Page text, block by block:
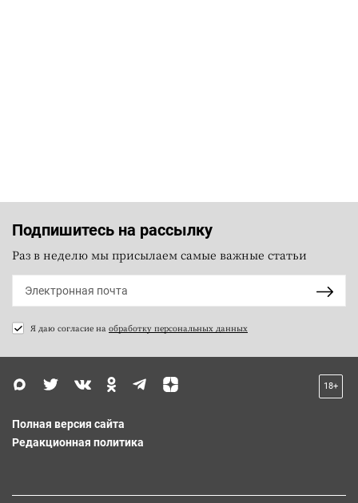
Подпишитесь на рассылку
Раз в неделю мы присылаем самые важные статьи
Я даю согласие на обработку персональных данных
18+
Полная версия сайта
Редакционная политика